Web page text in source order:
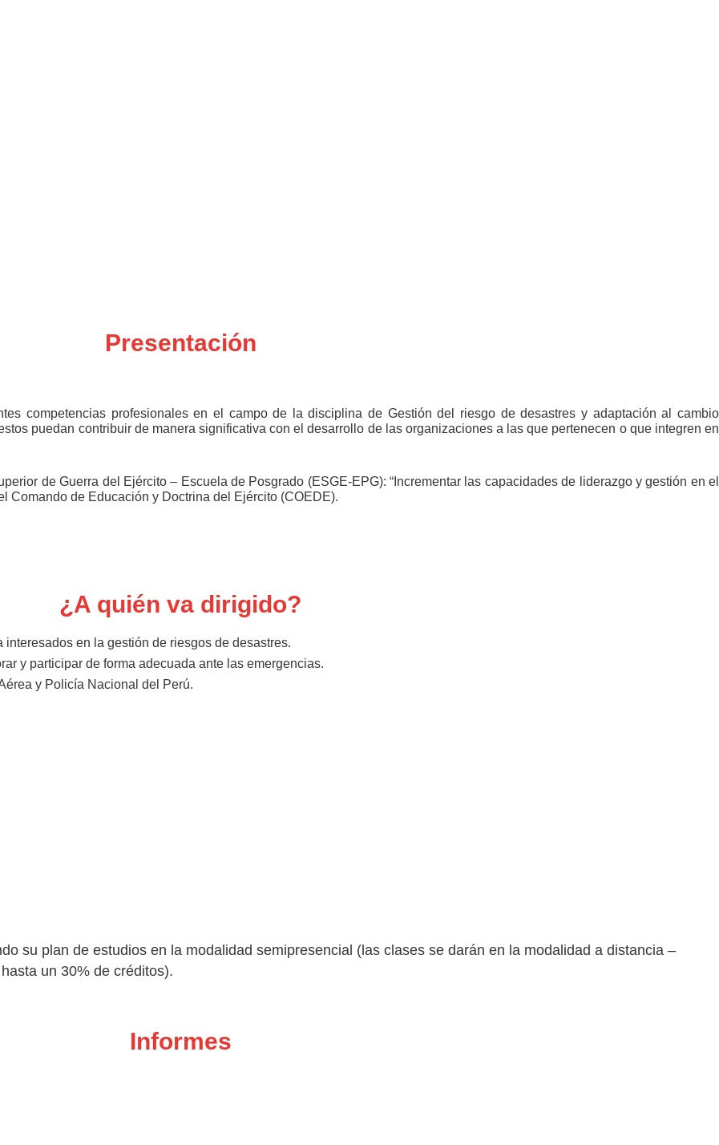
Presentación
competencias profesionales en el campo de la disciplina de Gestión del riesgo de desastres y adaptación al cambio
puedan contribuir de manera significativa con el desarrollo de las organizaciones a las que pertenecen o que integren en
de Guerra del Ejército – Escuela de Posgrado (ESGE-EPG): “Incrementar las capacidades de liderazgo y gestión en el
Comando de Educación y Doctrina del Ejército (COEDE).
¿A quién va dirigido?
en la gestión de riesgos de desastres.
y participar de forma adecuada ante las emergencias.
y Policía Nacional del Perú.
su plan de estudios en la modalidad semipresencial (las clases se darán en la modalidad a distancia –
un 30% de créditos).
Informes